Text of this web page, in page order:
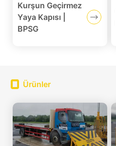
Kurşun Geçirmez
Yaya Kapısı |
BPSG
Ürünler